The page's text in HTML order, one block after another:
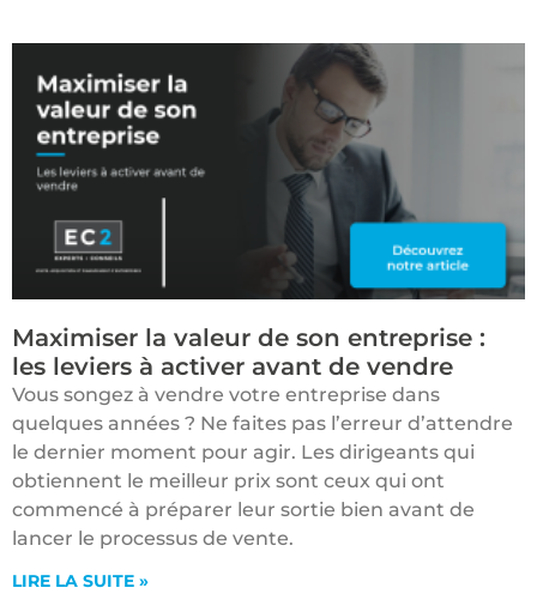
Maximiser la valeur de son entreprise :
les leviers à activer avant de vendre
Vous songez à vendre votre entreprise dans
quelques années ? Ne faites pas l’erreur d’attendre
le dernier moment pour agir. Les dirigeants qui
obtiennent le meilleur prix sont ceux qui ont
commencé à préparer leur sortie bien avant de
lancer le processus de vente.
LIRE LA SUITE »